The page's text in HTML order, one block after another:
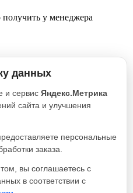
у менеджера
а/м 3310 дв. Cummins 3.8,
данных
и сервис Яндекс.Метрика
сайта и улучшения
персональные
заказа.
вы соглашаетесь с
в соответствии с